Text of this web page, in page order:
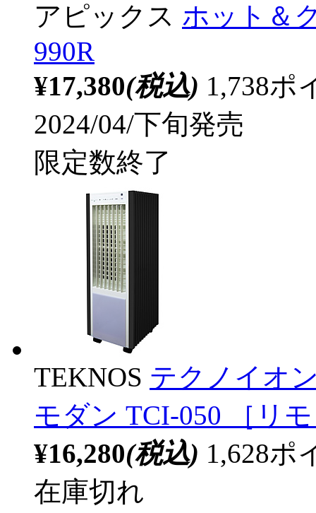
アピックス ホット＆
990R
¥17,380(税込) 1,738ポ
2024/04/下旬発売
限定数終了
TEKNOS テクノイオ
モダン TCI-050 ［リ
¥16,280(税込) 1,628ポ
在庫切れ